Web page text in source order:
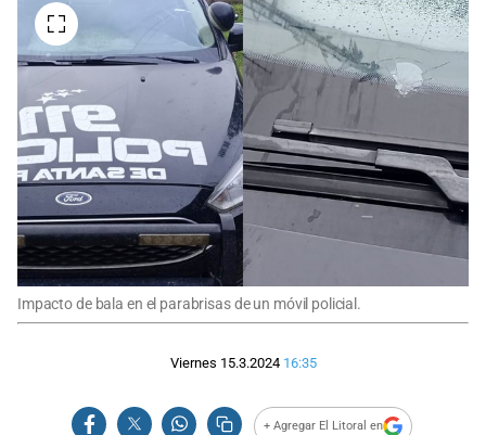
Impacto de bala en el parabrisas de un móvil policial.
Viernes 15.3.2024 16:35
+ Agregar El Litoral en